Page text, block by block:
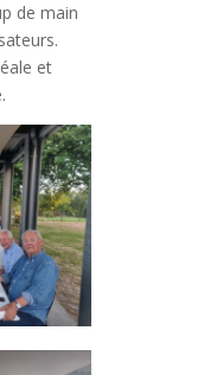
de main
et